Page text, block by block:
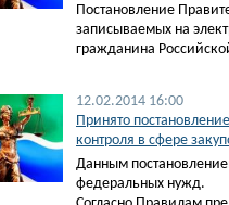
Постановление
записываемых на
гражданина
12.02.2014 16:00
Принято
контроля в сфере
Данным
федеральных нужд.